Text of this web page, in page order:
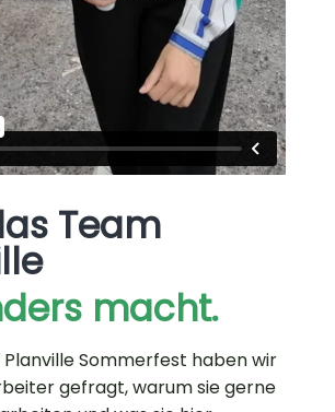
Team
macht.
Planville Sommerfest haben wir
gefragt, warum sie gerne